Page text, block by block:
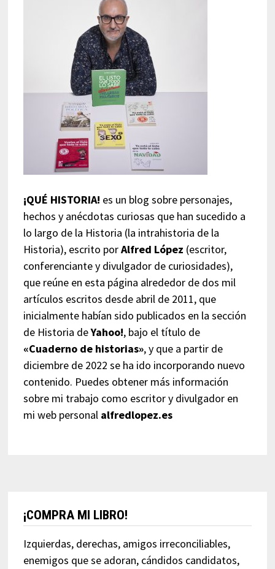
¡QUÉ HISTORIA! es un blog sobre personajes,
hechos y anécdotas curiosas que han sucedido a
lo largo de la Historia (la intrahistoria de la
Historia), escrito porAlfred López (escritor,
conferenciante y divulgador de curiosidades),
que reúne en esta página alrededor de dos mil
artículos escritos desde abril de 2011, que
inicialmente habían sido publicados en la sección
de Historia deYahoo!, bajo el título de
«Cuaderno de historias», y que a partir de
diciembre de 2022 se ha ido incorporando nuevo
contenido. Puedes obtener más información
sobre mi trabajo como escritor y divulgador en
mi web personal alfredlopez.es
¡COMPRA MI LIBRO!
Izquierdas, derechas, amigos irreconciliables,
enemigos que se adoran, cándidos candidatos,